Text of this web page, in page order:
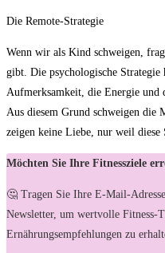
Die Remote-Strategie
Wenn wir als Kind schweigen,
gibt. Die psychologische
Aufmerksamkeit, die Energie und
Aus diesem Grund schweigen die
zeigen keine Liebe, nur weil
Möchten Sie Ihre Fitnessziele
🤔 Tragen Sie Ihre E-Mail-
Newsletter, um wertvolle Fitness-
Ernährungsempfehlungen zu